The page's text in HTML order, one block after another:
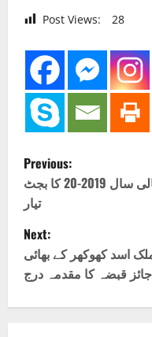
Post Views: 28
P
o
s
t
n
Previous:
شہرقائد بلدیہ عظمیٰ کا آئندہ مالی سال 2019-20 کا بجٹ
تیار
Next:
اسد کھوکھر کے بھائی
قبضہ کا مقدمہ درج